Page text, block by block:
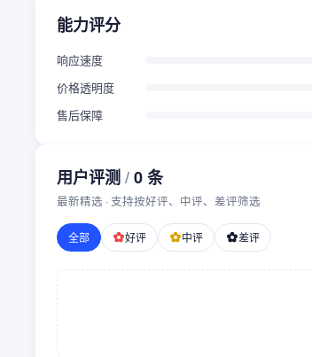
能力评分
响应速度
价格透明度
售后保障
用户评测 /0条
最新精选 · 支持按好评、中评、差评筛选
全部 好评 中评 差评